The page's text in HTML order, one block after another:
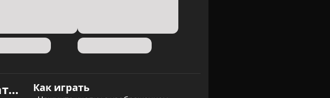
Собери отряд: Красные против Синих — играть онлайн Как играть